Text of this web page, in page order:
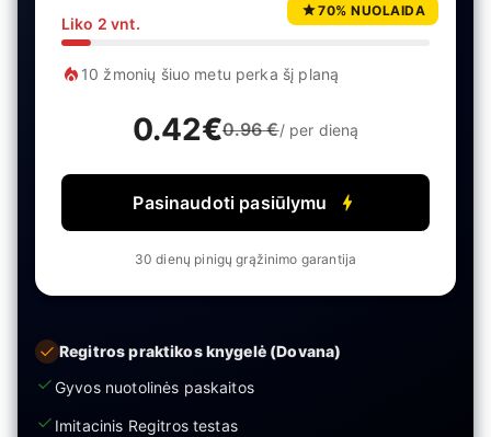
70% NUOLAIDA
Liko 2 vnt.
10 žmonių šiuo metu perka šį planą
0.42€0.96€/ per dieną
Pasinaudoti pasiūlymu
30 dienų pinigų grąžinimo garantija
Regitros praktikos knygelė (Dovana)
Gyvos nuotolinės paskaitos
Imitacinis Regitros testas